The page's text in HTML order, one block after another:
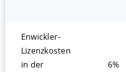
Enwickler-
Lizenzkosten
in der
6%